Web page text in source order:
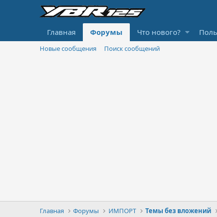
Главная Форумы Что нового?
Новые сообщения Поиск сообщений
Главная Форумы ИМПОРТ Темы без вложений